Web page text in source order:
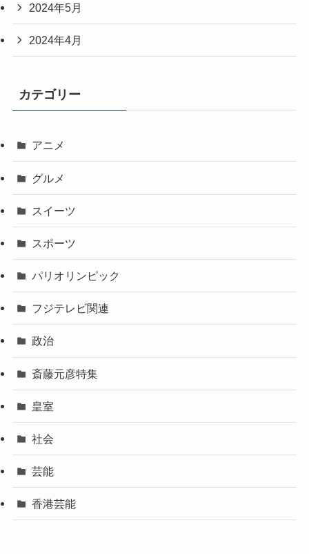
2024年5月
2024年4月
カテゴリー
アニメ
グルメ
スイーツ
スポーツ
パリオリンピック
フジテレビ関連
政治
斎藤元彦特集
皇室
社会
芸能
香港芸能